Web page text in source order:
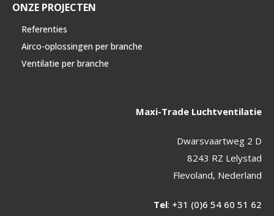
ONZE PROJECTEN
Referenties
Airco-oplossingen per branche
Ventilatie per branche
Maxi-Trade Luchtventilatie
Dwarsvaartweg 2 D
8243 RZ Lelystad
Flevoland, Nederland
Tel: +31 (0)6 54 60 51 62